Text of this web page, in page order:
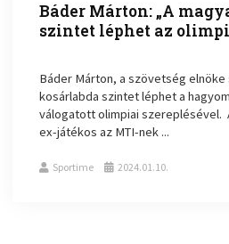
Báder Márton: „A
szintet léphet az
Báder Márton, a szövetség elnöke
kosárlabda szintet léphet a
válogatott olimpiai szereplésével.
ex-játékos az MTI-nek ...
Sportime 2024.01.10.